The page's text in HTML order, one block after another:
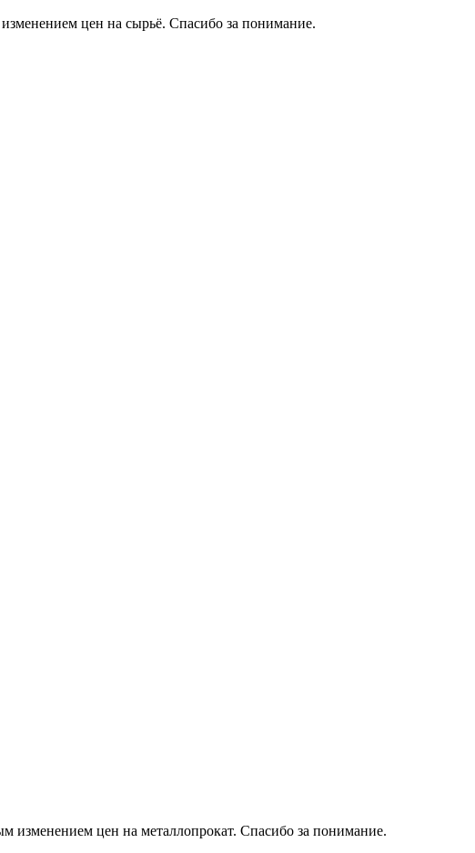
цен на сырьё. Спасибо за понимание.
изменением цен на металлопрокат. Спасибо за понимание.